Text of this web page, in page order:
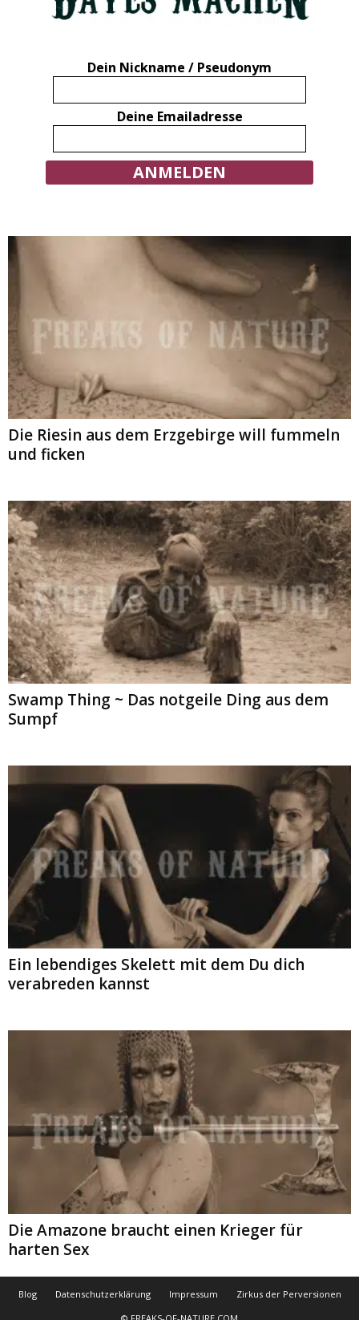
Dein Nickname / Pseudonym
Deine Emailadresse
Die Riesin aus dem Erzgebirge will fummeln
und ficken
Swamp Thing ~ Das notgeile Ding aus dem
Sumpf
Ein lebendiges Skelett mit dem Du dich
verabreden kannst
Die Amazone braucht einen Krieger für
harten Sex
Blog Datenschutzerklärung Impressum
Zirkus der Perversionen